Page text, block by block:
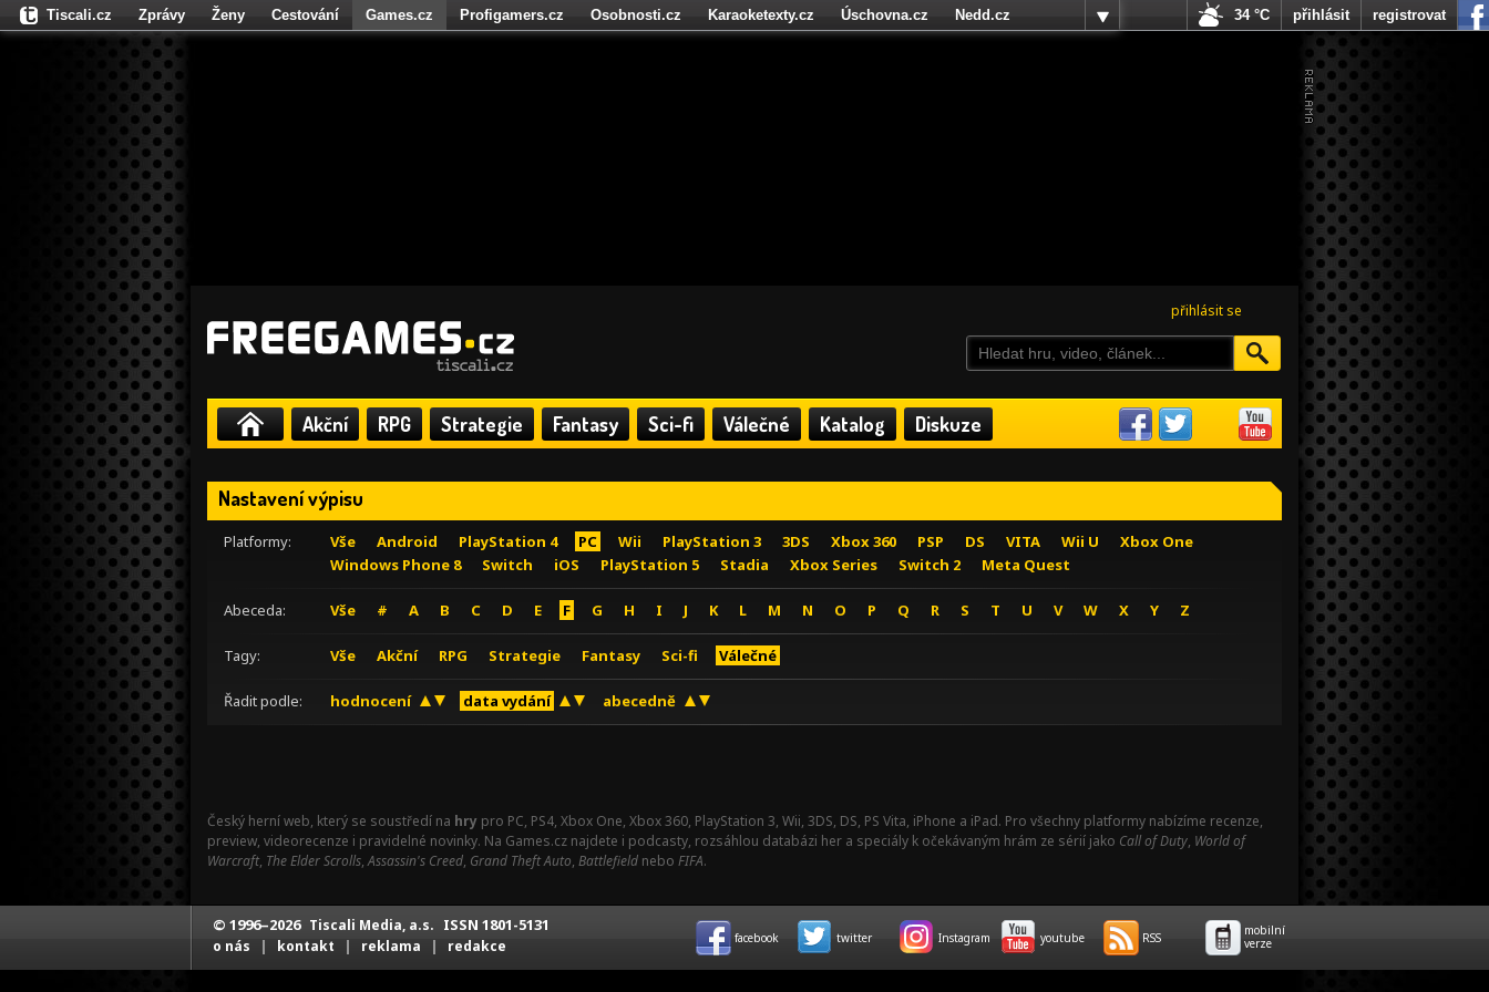
přihlásit se
Akční RPG Strategie Fantasy Sci-fi Válečné Katalog Diskuze
Nastavení výpisu
Platformy: Vše Android PlayStation 4 PC Wii PlayStation 3 3DS Xbox 360 PSP DS VITA Wii U
Xbox One
Windows Phone 8
Switch iOS PlayStation 5 Stadia Xbox Series Switch 2 Meta Quest
Abeceda: Vše # A B C D E F G H I J K L M N O P Q R S T U V W X Y Z
Tagy: Vše Akční RPG Strategie Fantasy Sci-fi Válečné
Řadit podle: hodnocení data vydání abecedně
Český herní web, který se soustředí na hry pro PC, PS4, Xbox One, Xbox 360, PlayStation 3, Wii, 3DS, DS, PS Vita, iPhone a iPad. Pro všechny platformy nabízíme recenze,
preview, videorecenze i pravidelné novinky. Na Games.cz najdete i podcasty, rozsáhlou databázi her a speciály k očekávaným hrám ze sérií jako Call of Duty, World of
Warcraft, The Elder Scrolls,Assassin's Creed, Grand Theft Auto, Battlefield nebo FIFA.
Tiscali.cz Zprávy Ženy Cestování Games.cz Profigamers.cz Osobnosti.cz Karaoketexty.cz Úschovna.cz
Nedd.cz
Fights.cz
34 °C přihlásit registrovat
© 1996–2026 Tiscali Media, a.s. ISSN 1801-5131
o nás | kontakt | reklama | redakce facebook twitter Instagram youtube RSS
mobilní
verze